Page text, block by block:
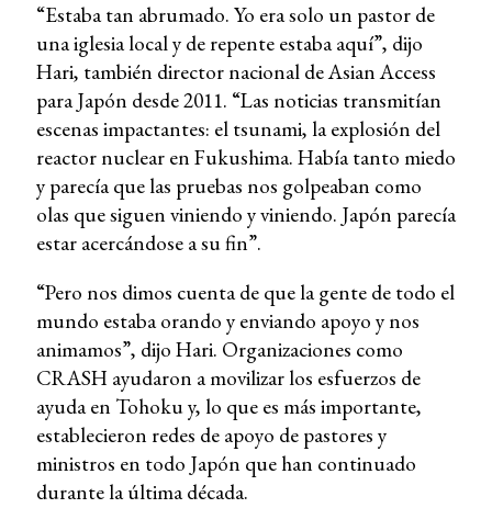
“Estaba tan abrumado. Yo era solo un pastor de
una iglesia local y de repente estaba aquí”, dijo
Hari, también director nacional de Asian Access
para Japón desde 2011. “Las noticias transmitían
escenas impactantes: el tsunami, la explosión del
reactor nuclear en Fukushima. Había tanto miedo
y parecía que las pruebas nos golpeaban como
olas que siguen viniendo y viniendo. Japón parecía
estar acercándose a su fin”.
“Pero nos dimos cuenta de que la gente de todo el
mundo estaba orando y enviando apoyo y nos
animamos”, dijo Hari. Organizaciones como
CRASH ayudaron a movilizar los esfuerzos de
ayuda en Tohoku y, lo que es más importante,
establecieron redes de apoyo de pastores y
ministros en todo Japón que han continuado
durante la última década.